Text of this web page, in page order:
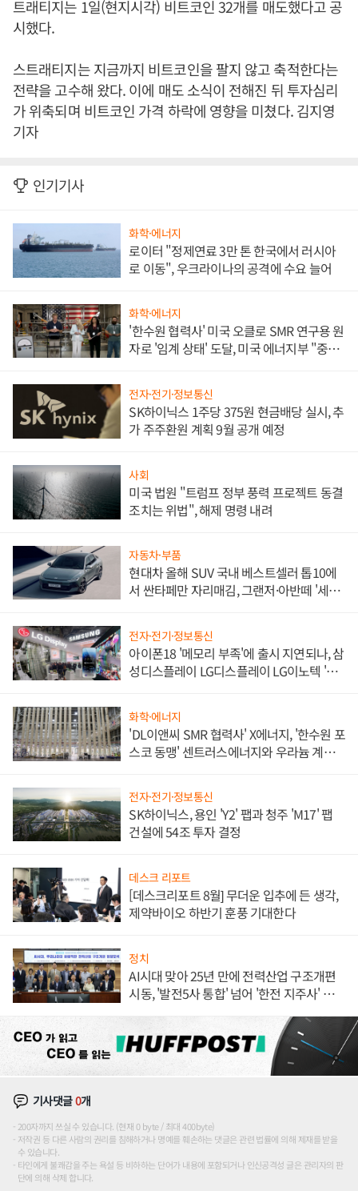
트래티지는 1일(현지시각) 비트코인 32개를 매도했다고 공
시했다.
스트래티지는 지금까지 비트코인을 팔지 않고 축적한다는
전략을 고수해 왔다. 이에 매도 소식이 전해진 뒤 투자심리
가 위축되며 비트코인 가격 하락에 영향을 미쳤다. 김지영
기자
인기기사
화학·에너지
로이터 "정제연료 3만 톤 한국에서 러시아
로 이동", 우크라이나의 공격에 수요 늘어
화학·에너지
'한수원 협력사' 미국 오클로 SMR 연구용 원
자로 '임계 상태' 도달, 미국 에너지부 "중요
전자·전기·정보통신
SK하이닉스 1주당 375원 현금배당 실시, 추
가 주주환원 계획 9월 공개 예정
사회
미국 법원 "트럼프 정부 풍력 프로젝트 동결
조치는 위법", 해제 명령 내려
자동차·부품
현대차 올해 SUV 국내 베스트셀러 톱10에
서 싼타페만 자리매김, 그랜저·아반떼 '세단
전자·전기·정보통신
아이폰18 '메모리 부족'에 출시 지연되나, 삼
성디스플레이 LG디스플레이 LG이노텍 '탈
화학·에너지
'DL이앤씨 SMR 협력사' X에너지, '한수원 포
스코 동맹' 센트러스에너지와 우라늄 계약
전자·전기·정보통신
SK하이닉스, 용인 'Y2' 팹과 청주 'M17' 팹
건설에 54조 투자 결정
데스크 리포트
[데스크리포트 8월] 무더운 입추에 든 생각,
제약바이오 하반기 훈풍 기대한다
정치
AI시대 맞아 25년 만에 전력산업 구조개편
시동, '발전5사 통합' 넘어 '한전 지주사' 재편
기사댓글0개
200자까지 쓰실 수 있습니다. (현재 0 byte / 최대 400byte)
저작권 등 다른 사람의 권리를 침해하거나 명예를 훼손하는 댓글은 관련 법률에 의해 제재를 받을
수 있습니다.
타인에게 불쾌감을 주는 욕설 등 비하하는 단어가 내용에 포함되거나 인신공격성 글은 관리자의 판
단에 의해 삭제 합니다.